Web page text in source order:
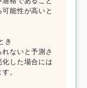
能性が高いと
き
ないと予測さ
した場合には
。